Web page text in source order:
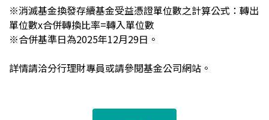
※消滅基金換發存續基金受益憑證單位數之計算公式：轉出
單位數x合併轉換比率=轉入單位數
※合併基準日為2025年12月29日 。
詳情請洽分行理財專員或請參閱基金公司網站。